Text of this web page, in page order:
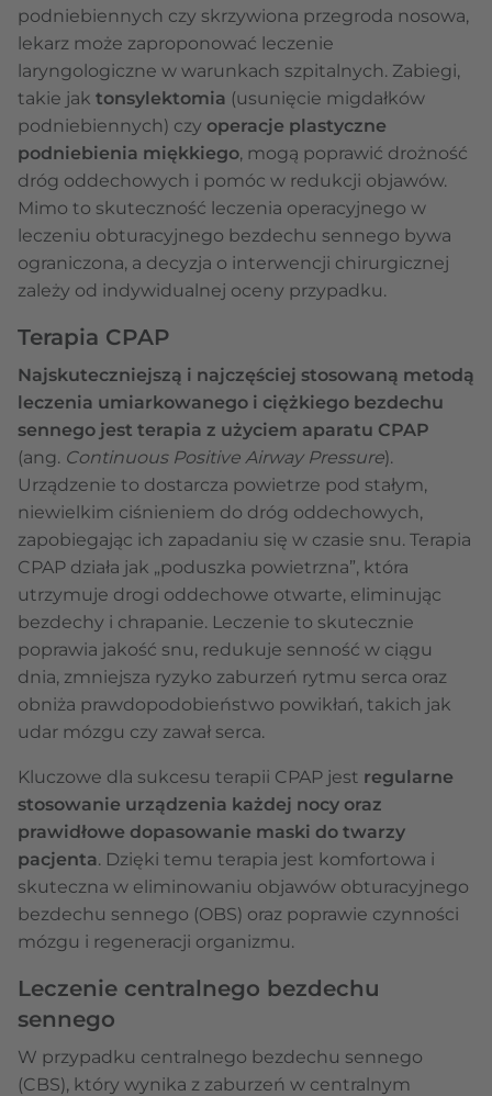
podniebiennych czy skrzywiona przegroda nosowa,
lekarz może zaproponować leczenie
laryngologiczne w warunkach szpitalnych. Zabiegi,
takie jak tonsylektomia (usunięcie migdałków
podniebiennych) czy operacje plastyczne
podniebienia miękkiego, mogą poprawić drożność
dróg oddechowych i pomóc w redukcji objawów.
Mimo to skuteczność leczenia operacyjnego w
leczeniu obturacyjnego bezdechu sennego bywa
ograniczona, a decyzja o interwencji chirurgicznej
zależy od indywidualnej oceny przypadku.
Terapia CPAP
Najskuteczniejszą i najczęściej stosowaną metodą
leczenia umiarkowanego i ciężkiego bezdechu
sennego jest terapia z użyciem aparatu CPAP
(ang. Continuous Positive Airway Pressure).
Urządzenie to dostarcza powietrze pod stałym,
niewielkim ciśnieniem do dróg oddechowych,
zapobiegając ich zapadaniu się w czasie snu. Terapia
CPAP działa jak „poduszka powietrzna”, która
utrzymuje drogi oddechowe otwarte, eliminując
bezdechy i chrapanie. Leczenie to skutecznie
poprawia jakość snu, redukuje senność w ciągu
dnia, zmniejsza ryzyko zaburzeń rytmu serca oraz
obniża prawdopodobieństwo powikłań, takich jak
udar mózgu czy zawał serca.
Kluczowe dla sukcesu terapii CPAP jest regularne
stosowanie urządzenia każdej nocy oraz
prawidłowe dopasowanie maski do twarzy
pacjenta. Dzięki temu terapia jest komfortowa i
skuteczna w eliminowaniu objawów obturacyjnego
bezdechu sennego (OBS) oraz poprawie czynności
mózgu i regeneracji organizmu.
Leczenie centralnego bezdechu
sennego
W przypadku centralnego bezdechu sennego
(CBS), który wynika z zaburzeń w centralnym